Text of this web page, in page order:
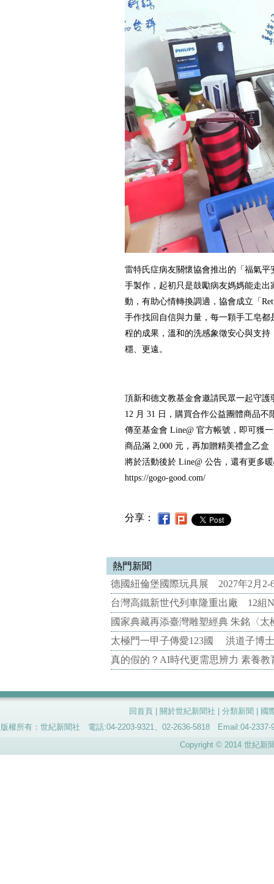
雷特氏症病友關懷協會推出的「福氣
手製作，起初只是鼓勵病友媽媽能走
動，有助心情轉換調適，協會成立「
手作找回自信與力量，每一顆手工皂
程的成果，溫和的洗感象徵安心與支
穩、更遠。
頂新和德文教基金會邀請民眾一起守
12 月 31 日，購買合作公益團體商品不
傳至基金會 Line@ 官方帳號，即可獲
商品滿 2,000 元，再加贈精美禮盒乙盒
將於活動後於 Line@ 公告，還有更多
https://gogo-good.com/
分享：
熱門新聞
德國紐倫堡國際玩具展 2027年2月2-
台灣高鐵新世代列車隆重出廠 12組
國家典藏再添臺灣雕塑經典 朱銘〈
太極門一甲子傳愛123國 洪道子博
真的假的？AI時代更需思辨力 素養
回首頁 關於世紀新聞社 分類新聞
國
版權所有：世紀新聞社 電話:04-2203-9321、02-2636-5818 Email:04-
Copyright © 2014 世紀新